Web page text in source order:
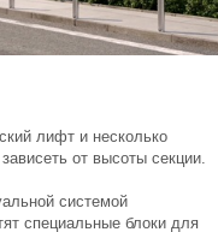
лифт и несколько
от высоты секции.
системой
специальные блоки для